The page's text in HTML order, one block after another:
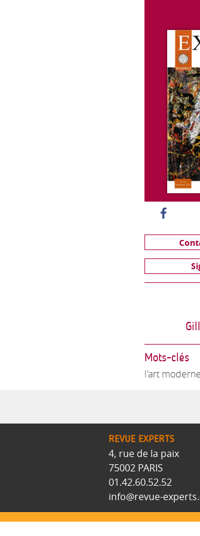
Mots-clés
l'art
REVUE EXPERTS
4, rue de la paix
75002 PARIS
01.42.60.52.52
info@revue-